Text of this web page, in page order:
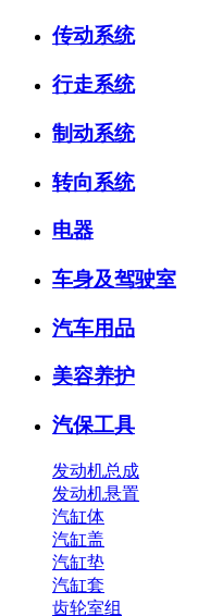
传动系统
行走系统
制动系统
转向系统
电器
车身及驾驶室
汽车用品
美容养护
汽保工具
发动机总成
发动机悬置
汽缸体
汽缸盖
汽缸垫
汽缸套
齿轮室组